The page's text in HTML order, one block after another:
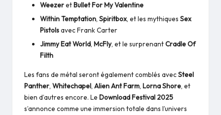
WeezeretBullet For My Valentine
Within Temptation, Spiritbox, et les mythiques Sex
Pistolsavec Frank Carter
Jimmy Eat World, McFly, et le surprenantCradle Of
Filth
Les fans de métal seront également comblés avecSteel
Panther, Whitechapel, Alien Ant Farm, Lorna Shore, et
bien d’autres encore. Le Download Festival 2025
s’annonce comme une immersion totale dans l’univers